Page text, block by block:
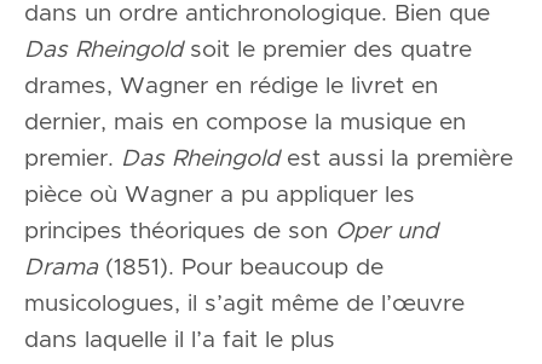
dans un ordre antichronologique. Bien que
Das Rheingoldsoit le premier des quatre
drames, Wagner en rédige le livret en
dernier, mais en compose la musique en
premier. Das Rheingoldest aussi la première
pièce où Wagner a pu appliquer les
principes théoriques de son Oper und
Drama(1851). Pour beaucoup de
musicologues, il s’agit même de l’œuvre
dans laquelle il l’a fait le plus